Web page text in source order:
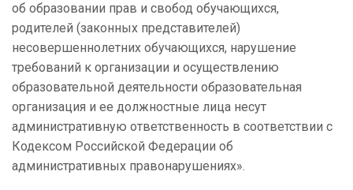
об образовании прав и свобод обучающихся,
родителей (законных представителей)
несовершеннолетних обучающихся, нарушение
требований к организации и осуществлению
образовательной деятельности образовательная
организация и ее должностные лица несут
административную ответственность в соответствии с
Кодексом Российской Федерации об
административных правонарушениях».